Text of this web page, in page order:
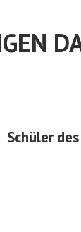
Schüler